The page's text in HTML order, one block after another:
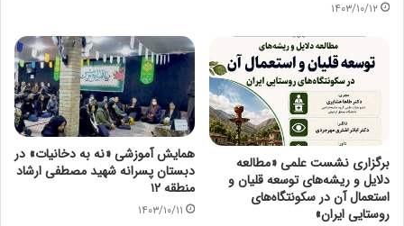
۱۴۰۳/۱۰/۱۲
برگزاری نشست علمی «مطالعه
دلایل و ریشه‌های توسعه قلیان و
استعمال آن در سکونتگاه‌های
روستایی ایران»
همایش آموزشی «نه به دخانیات» در
دبستان پسرانه شهید مصطفی ارشاد
منطقه ۱۲
۱۴۰۳/۱۰/۱۱